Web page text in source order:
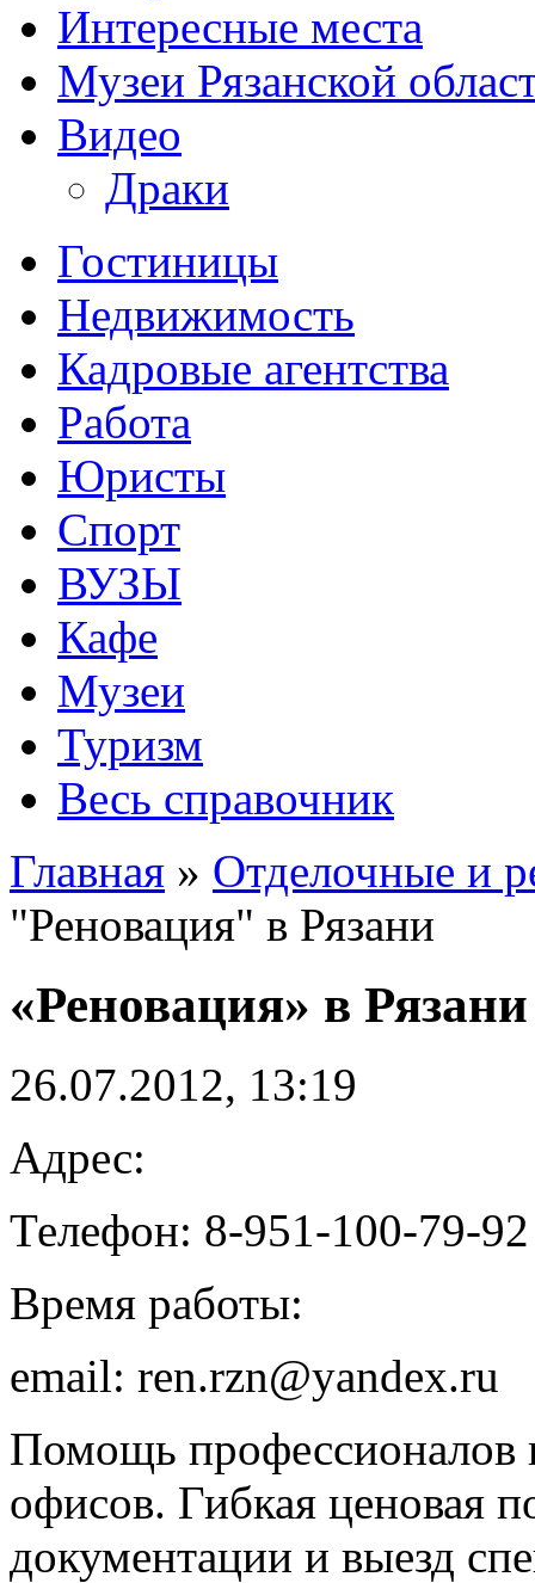
Интересные места
Музеи Рязанской
Видео
Драки
Гостиницы
Недвижимость
Кадровые агентства
Работа
Юристы
Спорт
ВУЗЫ
Кафе
Музеи
Туризм
Весь справочник
Главная » Отделочные и
"Реновация" в Рязани
«Реновация» в Рязани
26.07.2012, 13:19
Адрес:
Телефон: 8-951-100-79-92
Время работы:
email: ren.rzn@yandex.ru
Помощь профессионалов
офисов. Гибкая ценовая
документации и выезд